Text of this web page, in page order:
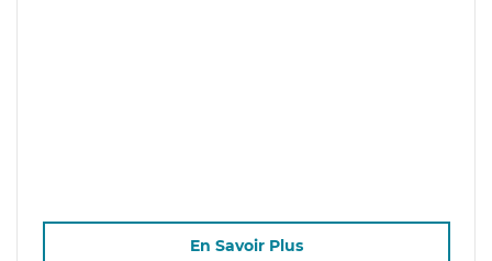
En Savoir Plus